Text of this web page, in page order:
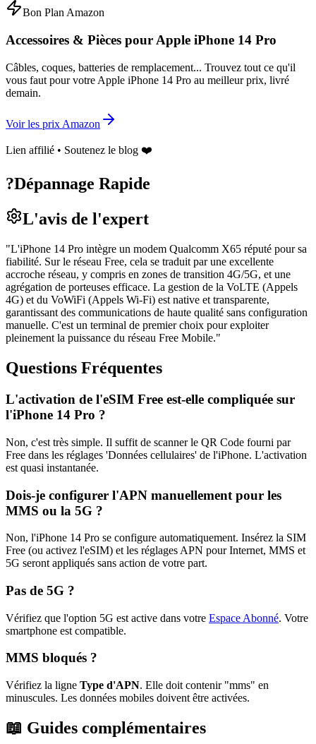
Bon Plan Amazon
Accessoires & Pièces pour Apple iPhone 14 Pro
Câbles, coques, batteries de remplacement... Trouvez tout ce qu'il
vous faut pour votre Apple iPhone 14 Pro au meilleur prix, livré
demain.
Voir les prix Amazon
Lien affilié • Soutenez le blog ❤️
?Dépannage Rapide
L'avis de l'expert
"L'iPhone 14 Pro intègre un modem Qualcomm X65 réputé pour sa
fiabilité. Sur le réseau Free, cela se traduit par une excellente
accroche réseau, y compris en zones de transition 4G/5G, et une
agrégation de porteuses efficace. La gestion de la VoLTE (Appels
4G) et du VoWiFi (Appels Wi-Fi) est native et transparente,
garantissant des communications de haute qualité sans configuration
manuelle. C'est un terminal de premier choix pour exploiter
pleinement la puissance du réseau Free Mobile."
Questions Fréquentes
L'activation de l'eSIM Free est-elle compliquée sur
l'iPhone 14 Pro ?
Non, c'est très simple. Il suffit de scanner le QR Code fourni par
Free dans les réglages 'Données cellulaires' de l'iPhone. L'activation
est quasi instantanée.
Dois-je configurer l'APN manuellement pour les
MMS ou la 5G ?
Non, l'iPhone 14 Pro se configure automatiquement. Insérez la SIM
Free (ou activez l'eSIM) et les réglages APN pour Internet, MMS et
5G seront appliqués sans action de votre part.
Pas de 5G ?
Vérifiez que l'option 5G est active dans votre Espace Abonné. Votre
smartphone est compatible.
MMS bloqués ?
Vérifiez la ligne Type d'APN. Elle doit contenir "mms" en
minuscules. Les données mobiles doivent être activées.
📖 Guides complémentaires